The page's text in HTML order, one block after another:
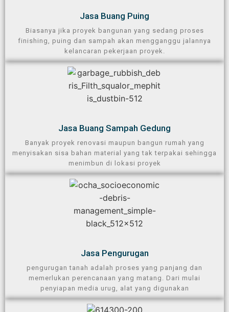
Jasa Buang Puing​
Biasanya jika proyek bangunan yang sedang proses
finishing, puing dan sampah akan mengganggu jalannya
kelancaran pekerjaan proyek.
Jasa Buang Sampah Gedung​
Banyak proyek renovasi maupun bangun rumah yang
menyisakan sisa bahan material yang tak terpakai sehingga
menimbun di lokasi proyek​
Jasa Pengurugan​
pengurugan tanah adalah proses yang panjang dan
memerlukan perencanaan yang matang. Dari mulai
penyiapan media urug, alat yang digunakan